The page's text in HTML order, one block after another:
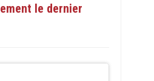
le dernier